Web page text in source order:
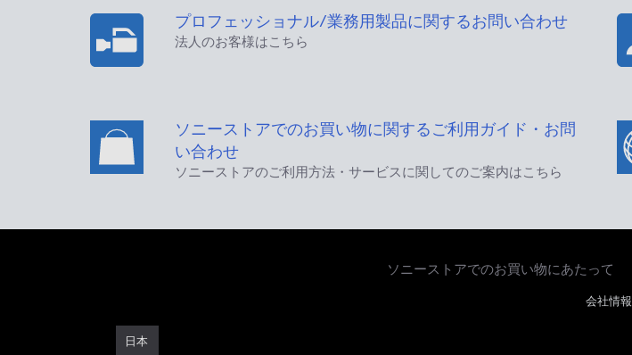
プロフェッショナル/業務用製品に関するお問い合わせ
法人のお客様はこちら
ソニーストアでのお買い物に関するご利用ガイド・お問
い合わせ
ソニーストアのご利用方法・サービスに関してのご案内はこちら
ソニーストアでのお買い物にあたって
日本
会社情報